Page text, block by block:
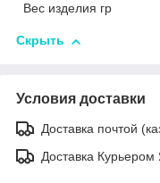
Вес изделия гр
Скрыть
Условия доставки
Доставка почтой
Доставка Курьером